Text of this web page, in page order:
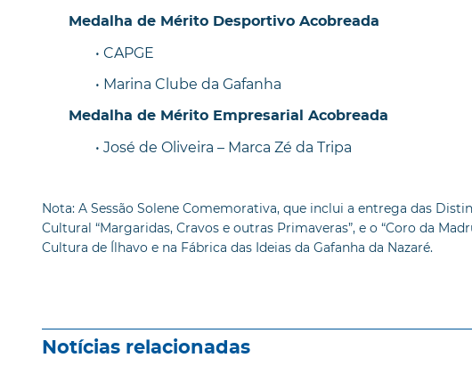
Medalha de Mérito Desportivo Acobreada
• CAPGE
• Marina Clube da Gafanha
Medalha de Mérito Empresarial Acobreada
• José de Oliveira – Marca Zé da Tripa
Nota: A Sessão Solene Comemorativa, que inclui a entrega das
Cultural “Margaridas, Cravos e outras Primaveras”, e o “Coro da
Cultura de Ílhavo e na Fábrica das Ideias da Gafanha da Nazaré.
Notícias relacionadas